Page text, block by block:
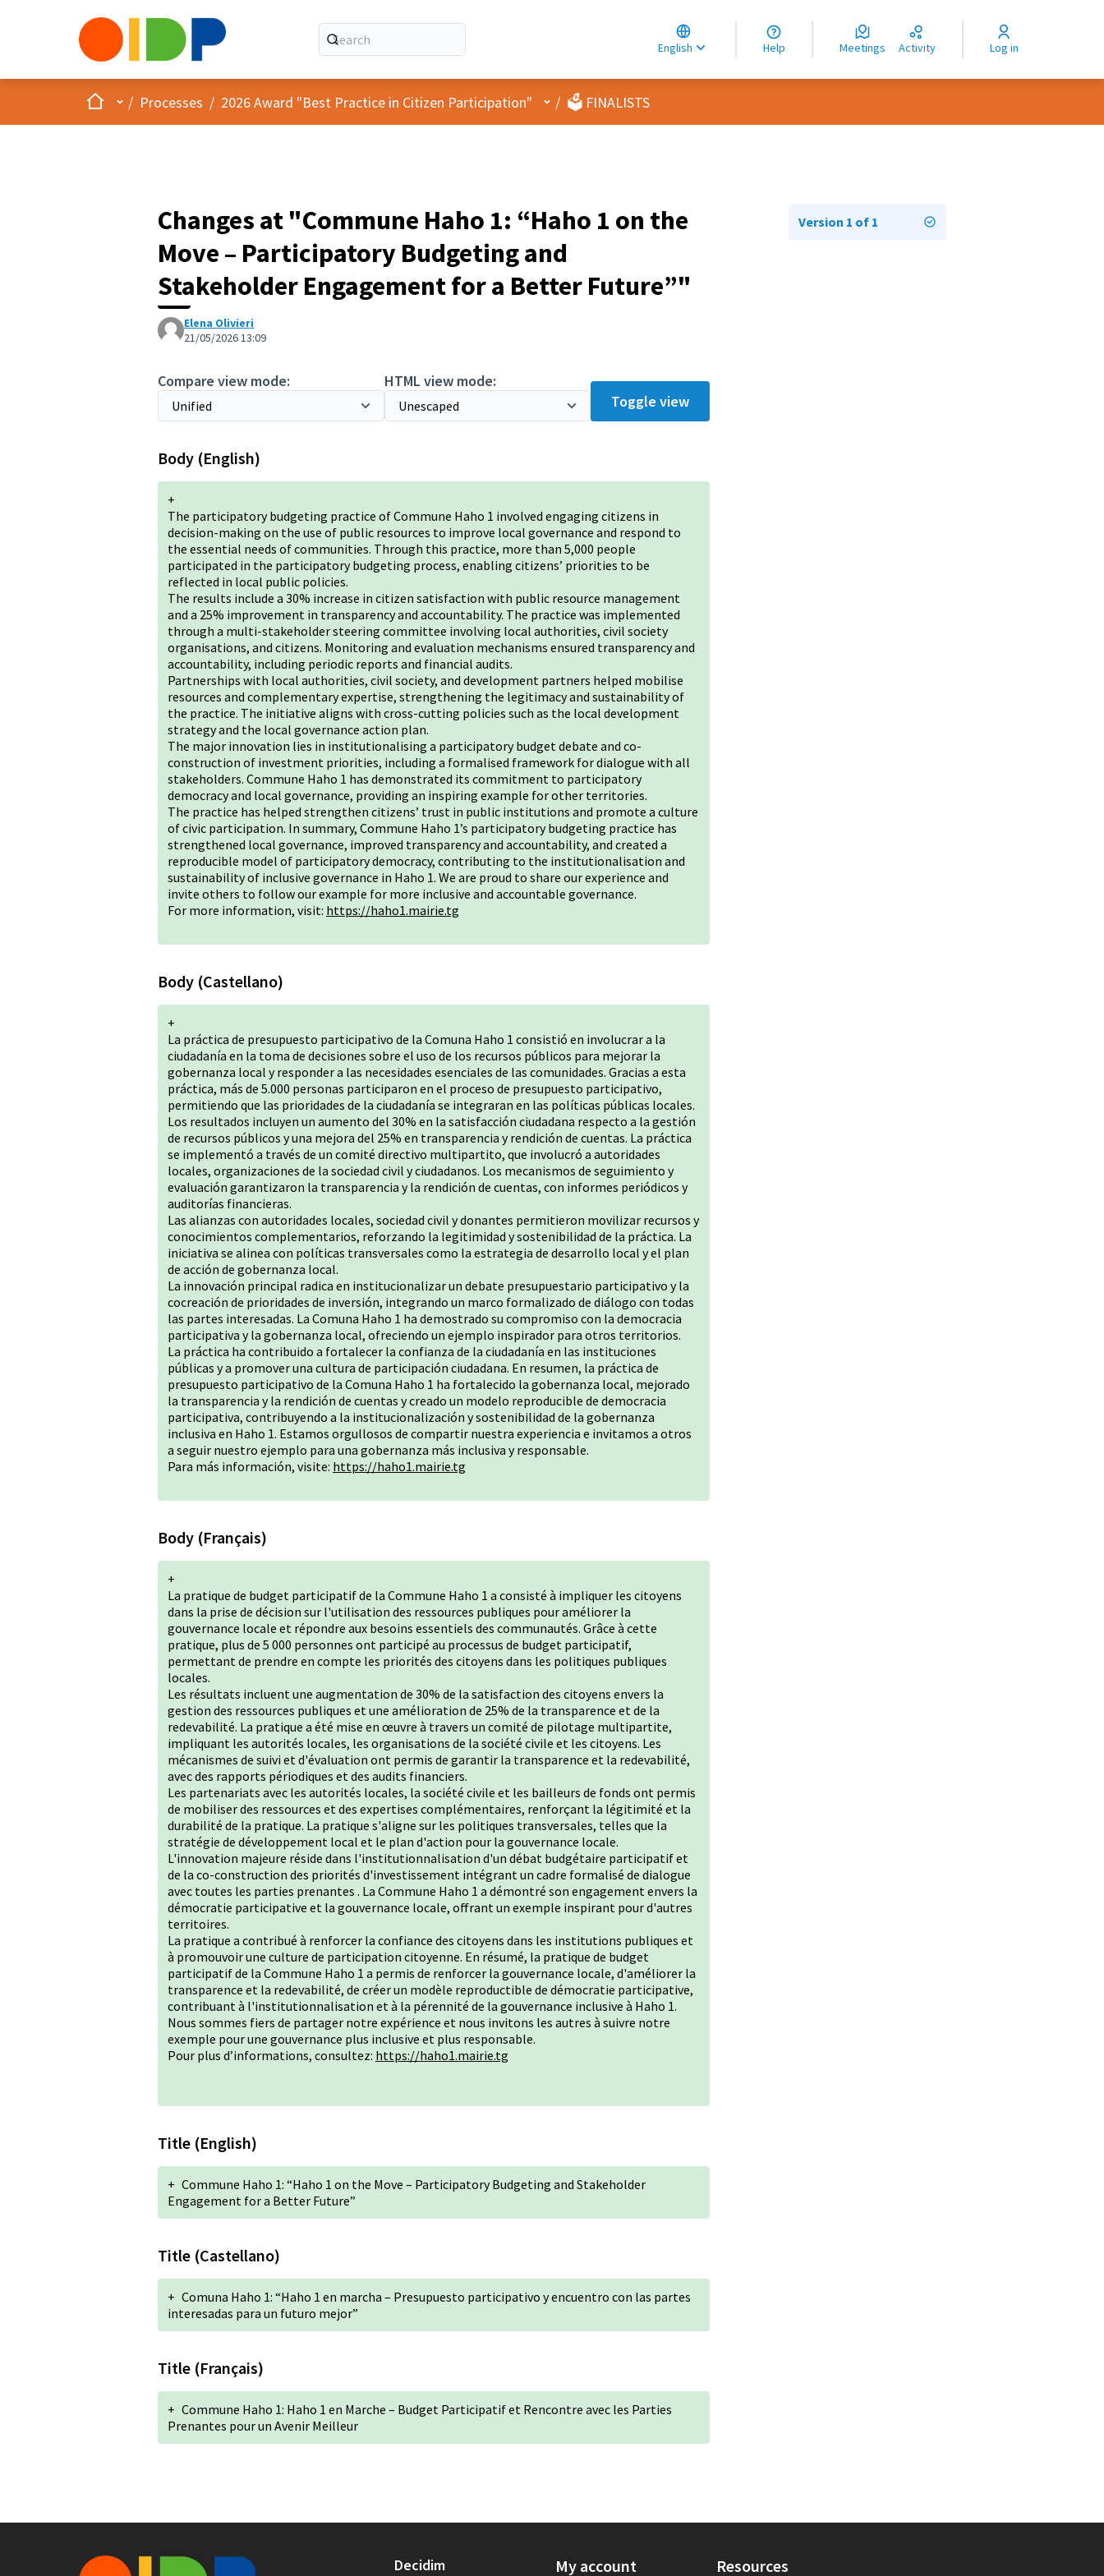
English
Choose language
Choisir la langue
Elegir el idioma
Help Meetings Activity Log in
HomeMain menu
/ Processes / 2026 Award "Best Practice in Citizen Participation" User menu
/ 🗳️ FINALISTS
Changes at "Commune Haho 1: “Haho 1 on the
Move – Participatory Budgeting and
Stakeholder Engagement for a Better Future”"
Elena Olivieri
21/05/2026 13:09
Compare view mode:
HTML view mode:
Toggle view
Body (English)
+
The participatory budgeting practice of Commune Haho 1 involved engaging citizens in
decision-making on the use of public resources to improve local governance and respond to
the essential needs of communities. Through this practice, more than 5,000 people
participated in the participatory budgeting process, enabling citizens’ priorities to be
reflected in local public policies.
The results include a 30% increase in citizen satisfaction with public resource management
and a 25% improvement in transparency and accountability. The practice was implemented
through a multi-stakeholder steering committee involving local authorities, civil society
organisations, and citizens. Monitoring and evaluation mechanisms ensured transparency and
accountability, including periodic reports and financial audits.
Partnerships with local authorities, civil society, and development partners helped mobilise
resources and complementary expertise, strengthening the legitimacy and sustainability of
the practice. The initiative aligns with cross-cutting policies such as the local development
strategy and the local governance action plan.
The major innovation lies in institutionalising a participatory budget debate and co-
construction of investment priorities, including a formalised framework for dialogue with all
stakeholders. Commune Haho 1 has demonstrated its commitment to participatory
democracy and local governance, providing an inspiring example for other territories.
The practice has helped strengthen citizens’ trust in public institutions and promote a culture
of civic participation. In summary, Commune Haho 1’s participatory budgeting practice has
strengthened local governance, improved transparency and accountability, and created a
reproducible model of participatory democracy, contributing to the institutionalisation and
sustainability of inclusive governance in Haho 1. We are proud to share our experience and
invite others to follow our example for more inclusive and accountable governance.
For more information, visit: https://haho1.mairie.tg
Body (Castellano)
+
La práctica de presupuesto participativo de la Comuna Haho 1 consistió en involucrar a la
ciudadanía en la toma de decisiones sobre el uso de los recursos públicos para mejorar la
gobernanza local y responder a las necesidades esenciales de las comunidades. Gracias a esta
práctica, más de 5.000 personas participaron en el proceso de presupuesto participativo,
permitiendo que las prioridades de la ciudadanía se integraran en las políticas públicas locales.
Los resultados incluyen un aumento del 30% en la satisfacción ciudadana respecto a la gestión
de recursos públicos y una mejora del 25% en transparencia y rendición de cuentas. La práctica
se implementó a través de un comité directivo multipartito, que involucró a autoridades
locales, organizaciones de la sociedad civil y ciudadanos. Los mecanismos de seguimiento y
evaluación garantizaron la transparencia y la rendición de cuentas, con informes periódicos y
auditorías financieras.
Las alianzas con autoridades locales, sociedad civil y donantes permitieron movilizar recursos y
conocimientos complementarios, reforzando la legitimidad y sostenibilidad de la práctica. La
iniciativa se alinea con políticas transversales como la estrategia de desarrollo local y el plan
de acción de gobernanza local.
La innovación principal radica en institucionalizar un debate presupuestario participativo y la
cocreación de prioridades de inversión, integrando un marco formalizado de diálogo con todas
las partes interesadas. La Comuna Haho 1 ha demostrado su compromiso con la democracia
participativa y la gobernanza local, ofreciendo un ejemplo inspirador para otros territorios.
La práctica ha contribuido a fortalecer la confianza de la ciudadanía en las instituciones
públicas y a promover una cultura de participación ciudadana. En resumen, la práctica de
presupuesto participativo de la Comuna Haho 1 ha fortalecido la gobernanza local, mejorado
la transparencia y la rendición de cuentas y creado un modelo reproducible de democracia
participativa, contribuyendo a la institucionalización y sostenibilidad de la gobernanza
inclusiva en Haho 1. Estamos orgullosos de compartir nuestra experiencia e invitamos a otros
a seguir nuestro ejemplo para una gobernanza más inclusiva y responsable.
Para más información, visite: https://haho1.mairie.tg
Body (Français)
+
La pratique de budget participatif de la Commune Haho 1 a consisté à impliquer les citoyens
dans la prise de décision sur l'utilisation des ressources publiques pour améliorer la
gouvernance locale et répondre aux besoins essentiels des communautés. Grâce à cette
pratique, plus de 5 000 personnes ont participé au processus de budget participatif,
permettant de prendre en compte les priorités des citoyens dans les politiques publiques
locales.
Les résultats incluent une augmentation de 30% de la satisfaction des citoyens envers la
gestion des ressources publiques et une amélioration de 25% de la transparence et de la
redevabilité. La pratique a été mise en œuvre à travers un comité de pilotage multipartite,
impliquant les autorités locales, les organisations de la société civile et les citoyens. Les
mécanismes de suivi et d'évaluation ont permis de garantir la transparence et la redevabilité,
avec des rapports périodiques et des audits financiers.
Les partenariats avec les autorités locales, la société civile et les bailleurs de fonds ont permis
de mobiliser des ressources et des expertises complémentaires, renforçant la légitimité et la
durabilité de la pratique. La pratique s'aligne sur les politiques transversales, telles que la
stratégie de développement local et le plan d'action pour la gouvernance locale.
L'innovation majeure réside dans l'institutionnalisation d'un débat budgétaire participatif et
de la co-construction des priorités d'investissement intégrant un cadre formalisé de dialogue
avec toutes les parties prenantes . La Commune Haho 1 a démontré son engagement envers la
démocratie participative et la gouvernance locale, offrant un exemple inspirant pour d'autres
territoires.
La pratique a contribué à renforcer la confiance des citoyens dans les institutions publiques et
à promouvoir une culture de participation citoyenne. En résumé, la pratique de budget
participatif de la Commune Haho 1 a permis de renforcer la gouvernance locale, d'améliorer la
transparence et la redevabilité, de créer un modèle reproductible de démocratie participative,
contribuant à l'institutionnalisation et à la pérennité de la gouvernance inclusive à Haho 1.
Nous sommes fiers de partager notre expérience et nous invitons les autres à suivre notre
exemple pour une gouvernance plus inclusive et plus responsable.
Pour plus d’informations, consultez: https://haho1.mairie.tg
Title (English)
+ Commune Haho 1: “Haho 1 on the Move – Participatory Budgeting and Stakeholder
Engagement for a Better Future”
Title (Castellano)
+ Comuna Haho 1: “Haho 1 en marcha – Presupuesto participativo y encuentro con las partes
interesadas para un futuro mejor”
Title (Français)
+ Commune Haho 1: Haho 1 en Marche – Budget Participatif et Rencontre avec les Parties
Prenantes pour un Avenir Meilleur
Version 1 of 1
Decidim My account Resources